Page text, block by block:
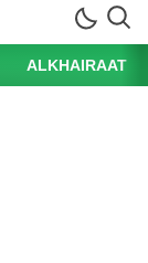
ALKHAIRAAT